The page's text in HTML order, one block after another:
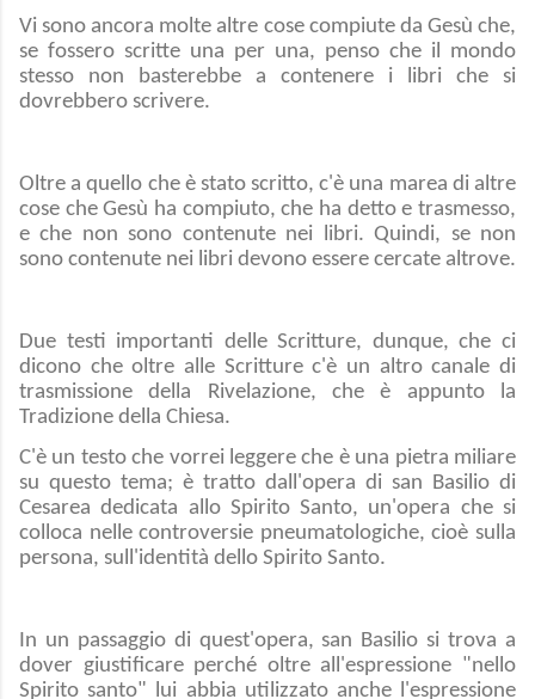
Vi sono ancora molte altre cose compiute da Gesù che,
se fossero scritte una per una, penso che il mondo
stesso non basterebbe a contenere i libri che si
dovrebbero scrivere.
Oltre a quello che è stato scritto, c'è una marea di altre
cose che Gesù ha compiuto, che ha detto e trasmesso,
e che non sono contenute nei libri. Quindi, se non
sono contenute nei libri devono essere cercate altrove.
Due testi importanti delle Scritture, dunque, che ci
dicono che oltre alle Scritture c'è un altro canale di
trasmissione della Rivelazione, che è appunto la
Tradizione della Chiesa.
C'è un testo che vorrei leggere che è una pietra miliare
su questo tema; è tratto dall'opera di san Basilio di
Cesarea dedicata allo Spirito Santo, un'opera che si
colloca nelle controversie pneumatologiche, cioè sulla
persona, sull'identità dello Spirito Santo.
In un passaggio di quest'opera, san Basilio si trova a
dover giustificare perché oltre all'espressione "nello
Spirito santo" lui abbia utilizzato anche l'espressione